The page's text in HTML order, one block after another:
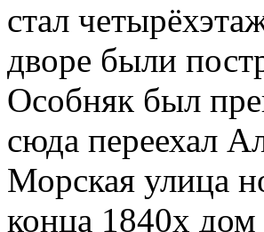
стал
дворе были
Особняк был
сюда переехал
Морская улица
конца 1840х